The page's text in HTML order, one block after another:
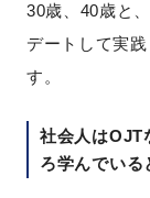
30歳、40歳と
デートして実
す。
社会人はOJT
ろ学んでいる